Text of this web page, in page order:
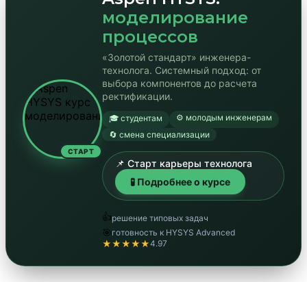
СТАРТ
моделирование
процессов
«Золотой стандарт» инженера-
технолога. Системный подход: от
выбора компонентов до расчета
ректификации.
🎓 студентам
⚙️ молодым инженерам
🔄 смена специализации
📌 Старт карьеры технолога
🧪 Подробнее о курсе
👍решение типовых задач
🎯 готовность к HYSYS Advanced
★★★★★4.97